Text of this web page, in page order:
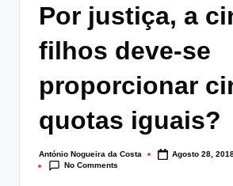
Por justiça, a
filhos deve-se
proporcionar
quotas iguais?
Posted
by
António Nogueira da Costa
Agosto 28,
No Comments